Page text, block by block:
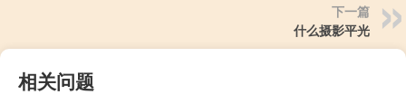
下一篇
什么摄影平光
相关问题